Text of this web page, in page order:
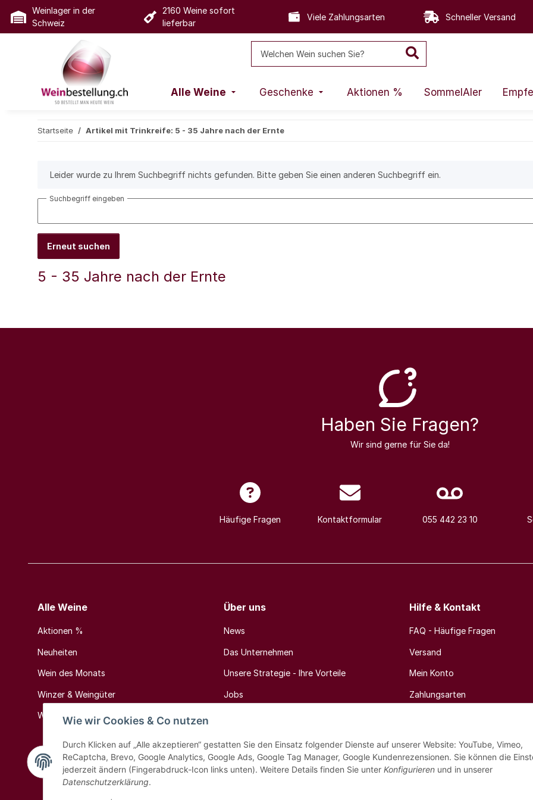
Wie wir Cookies & Co nutzen
Durch Klicken auf „Alle akzeptieren“ gestatten Sie den Einsatz folgender Dienste auf unserer Website: YouTube, Vimeo,
ReCaptcha, Brevo, Google Analytics, Google Ads, Google Tag Manager, Google Kundenrezensionen. Sie können die
jederzeit ändern (Fingerabdruck-Icon links unten). Weitere Details finden Sie unter Konfigurieren und in unserer
Datenschutzerklärung.
Weinlager in der
Schweiz
2160 Weine sofort
lieferbar
Viele Zahlungsarten Schneller Versand
Alle Weine Geschenke Aktionen % SommelAIer
Startseite Artikel mit Trinkreife: 5 - 35 Jahre nach der Ernte
xLeider wurde zu Ihrem Suchbegriff nichts gefunden. Bitte geben Sie einen anderen Suchbegriff ein.
Suchbegriff eingeben
Erneut suchen
5 - 35 Jahre nach der Ernte
Haben Sie Fragen?
Wir sind gerne für Sie da!
Häufige Fragen Kontaktformular 055 442 23 10
Alle Weine
Aktionen %
Neuheiten
Wein des Monats
Winzer & Weingüter
Weinländer & Weinregionen
Über uns
News
Das Unternehmen
Unsere Strategie - Ihre Vorteile
Jobs
Hilfe & Kontakt
FAQ - Häufige Fragen
Versand
Mein Konto
Zahlungsarten